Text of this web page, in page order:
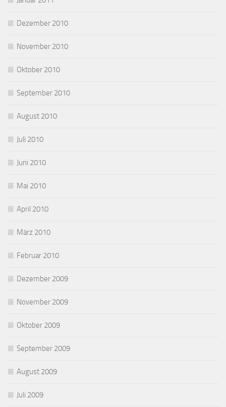
Dezember 2010
November 2010
Oktober 2010
September 2010
August 2010
Juli 2010
Juni 2010
Mai 2010
April 2010
März 2010
Februar 2010
Dezember 2009
November 2009
Oktober 2009
September 2009
August 2009
Juli 2009